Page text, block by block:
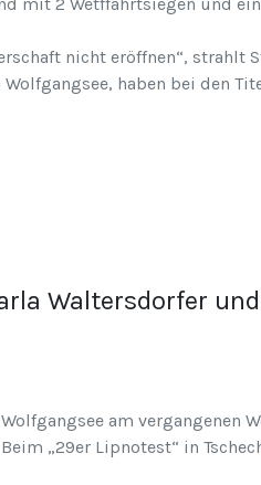
nicht eröffnen“, strahlt
haben bei den
Waltersdorfer
am vergangenen
„29er Lipnotest“ in